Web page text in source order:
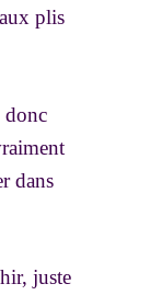
plis
donc
dans
juste